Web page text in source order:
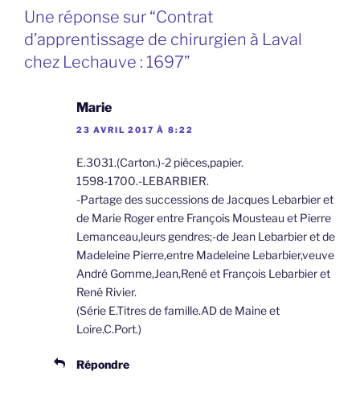
Une réponse sur “Contrat
d’apprentissage de chirurgien à Laval
chez Lechauve : 1697”
Marie
23 AVRIL 2017 À 8:22
E.3031.(Carton.)-2 pièces,papier.
1598-1700.-LEBARBIER.
-Partage des successions de Jacques Lebarbier et
de Marie Roger entre François Mousteau et Pierre
Lemanceau,leurs gendres;-de Jean Lebarbier et de
Madeleine Pierre,entre Madeleine Lebarbier,veuve
André Gomme,Jean,René et François Lebarbier et
René Rivier.
(Série E.Titres de famille.AD de Maine et
Loire.C.Port.)
Répondre